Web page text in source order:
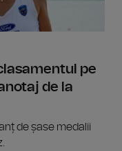
pe
de la
de șase medalii